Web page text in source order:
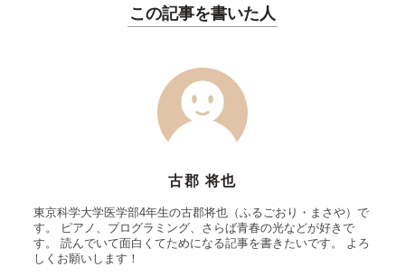
この記事を書いた人
古郡 将也
東京科学大学医学部4年生の古郡将也（ふるごおり・まさや）で
す。 ピアノ、プログラミング、さらば青春の光などが好きで
す。 読んでいて面白くてためになる記事を書きたいです。 よろ
しくお願いします！